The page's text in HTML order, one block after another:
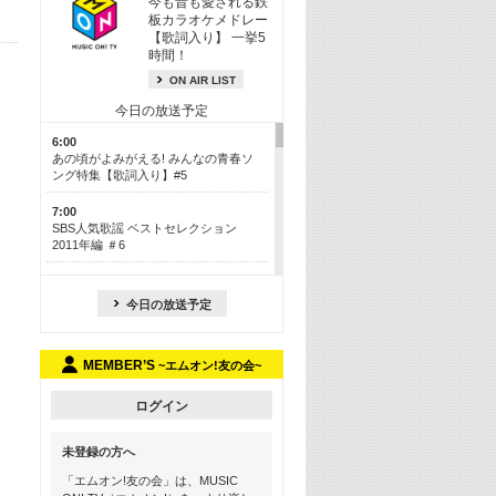
板カラオケメドレー
【歌詞入り】 一挙5
時間！
ON AIR LIST
今日の放送予定
6:00
あの頃がよみがえる! みんなの青春ソ
ング特集【歌詞入り】#5
7:00
SBS人気歌謡 ベストセレクション
2011年編 ＃6
今も昔も愛される鉄板カラオケメドレ
ー【歌詞入り】 一挙5時間！
13:30
Apple Music カウントダウン 20
16:30
あのころK-POPヒッツ! 2018→2021年
今日の放送予定
MEMBER’S ~エムオン!友の会~
ログイン
未登録の方へ
「エムオン!友の会」は、MUSIC